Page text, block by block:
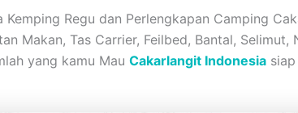
Kemping Regu dan Perlengkapan Camping
Makan, Tas Carrier, Feilbed, Bantal,
yang kamu Mau Cakarlangit Indonesia